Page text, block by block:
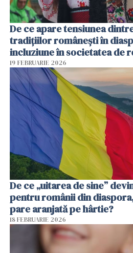
De ce apare tensiunea
tradițiilor românești în
incluziune în societatea de
19 FEBRUARIE 2026
De ce „uitarea de sine”
pentru românii din
pare aranjată pe hârtie?
18 FEBRUARIE 2026